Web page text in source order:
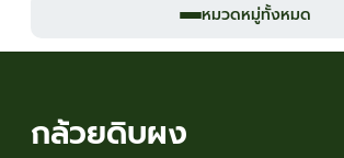
หมวดหมู่ทั้งหมด
กล้วยดิบผง